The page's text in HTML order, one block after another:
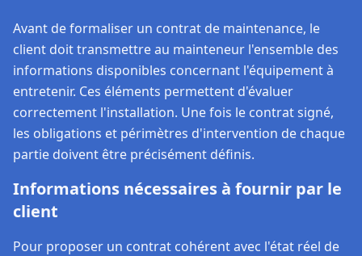
Avant de formaliser un contrat de maintenance, le
client doit transmettre au mainteneur l'ensemble des
informations disponibles concernant l'équipement à
entretenir. Ces éléments permettent d'évaluer
correctement l'installation. Une fois le contrat signé,
les obligations et périmètres d'intervention de chaque
partie doivent être précisément définis.
Informations nécessaires à fournir par le
client
Pour proposer un contrat cohérent avec l'état réel de